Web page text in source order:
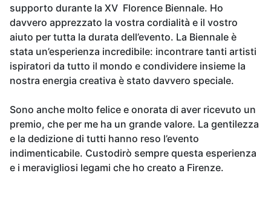
supporto durante la XV Florence Biennale. Ho
davvero apprezzato la vostra cordialità e il vostro
aiuto per tutta la durata dell’evento. La Biennale è
stata un’esperienza incredibile: incontrare tanti artisti
ispiratori da tutto il mondo e condividere insieme la
nostra energia creativa è stato davvero speciale.
Sono anche molto felice e onorata di aver ricevuto un
premio, che per me ha un grande valore. La gentilezza
e la dedizione di tutti hanno reso l’evento
indimenticabile. Custodirò sempre questa esperienza
e i meravigliosi legami che ho creato a Firenze.